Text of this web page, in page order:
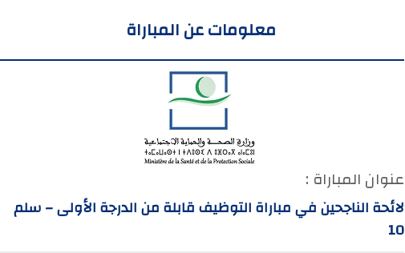
معلومات عن المباراة
عنوان المباراة :
لائحة الناجحين في مباراة التوظيف قابلة من الدرجة الأولى – سلم
10